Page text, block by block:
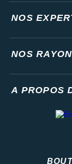
NOS
NOS
A PROPOS